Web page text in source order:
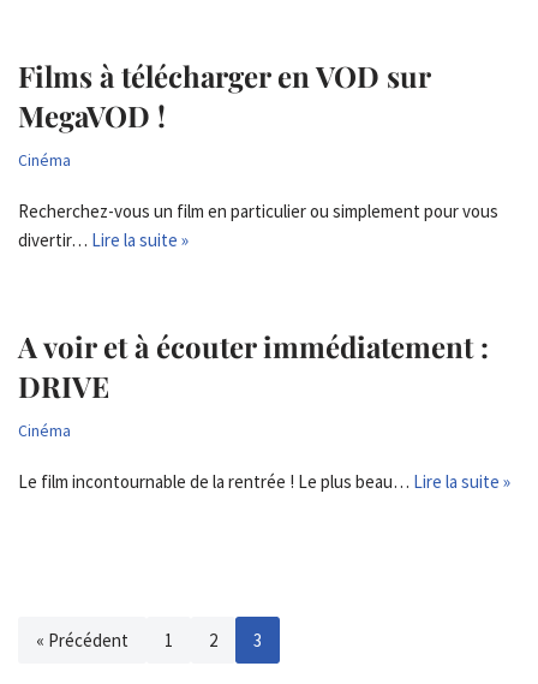
Films à télécharger en VOD sur
MegaVOD !
Cinéma
Recherchez-vous un film en particulier ou simplement pour vous
divertir… Lire la suite »
A voir et à écouter immédiatement :
DRIVE
Cinéma
Le film incontournable de la rentrée ! Le plus beau… Lire la suite »
« Précédent 1 2 3